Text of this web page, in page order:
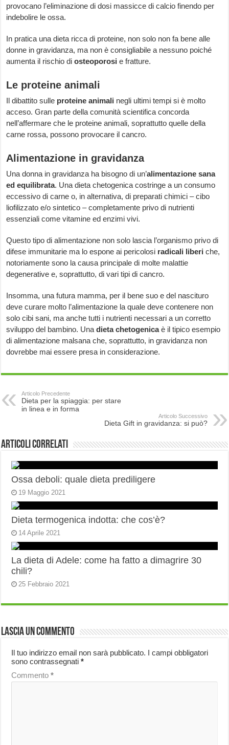
provocano l’eliminazione di dosi massicce di calcio finendo per
indebolire le ossa.
In pratica una dieta ricca di proteine, non solo non fa bene alle
donne in gravidanza, ma non è consigliabile a nessuno poiché
aumenta il rischio diosteoporosi e fratture.
Le proteine animali
Il dibattito sulle proteine animali negli ultimi tempi si è molto
acceso. Gran parte della comunità scientifica concorda
nell’affermare che le proteine animali, soprattutto quelle della
carne rossa, possono provocare il cancro.
Alimentazione in gravidanza
Una donna in gravidanza ha bisogno di un’alimentazione sana
ed equilibrata. Una dieta chetogenica costringe a un consumo
eccessivo di carne o, in alternativa, di preparati chimici – cibo
liofilizzato e/o sintetico – completamente privo di nutrienti
essenziali come vitamine ed enzimi vivi.
Questo tipo di alimentazione non solo lascia l’organismo privo di
difese immunitarie ma lo espone ai pericolosi radicali liberi che,
notoriamente sono la causa principale di molte malattie
degenerative e, soprattutto, di vari tipi di cancro.
Insomma, una futura mamma, per il bene suo e del nascituro
deve curare molto l’alimentazione la quale deve contenere non
solo cibi sani, ma anche tutti i nutrienti necessari a un corretto
sviluppo del bambino. Una dieta chetogenicaè il tipico esempio
di alimentazione malsana che, soprattutto, in gravidanza non
dovrebbe mai essere presa in considerazione.
Articolo Precedente
Dieta per la spiaggia: per stare
in linea e in forma
Articolo Successivo
Dieta Gift in gravidanza: si può?
Articoli correlati
Ossa deboli: quale dieta prediligere
19 Maggio 2021
Dieta termogenica indotta: che cos’è?
14 Aprile 2021
La dieta di Adele: come ha fatto a dimagrire 30
chili?
25 Febbraio 2021
Lascia un commento
Il tuo indirizzo email non sarà pubblicato. I campi obbligatori
sono contrassegnati*
Commento*